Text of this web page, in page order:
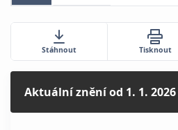
Stáhnout Tisknout
Aktuální zněníod 1. 1. 2026